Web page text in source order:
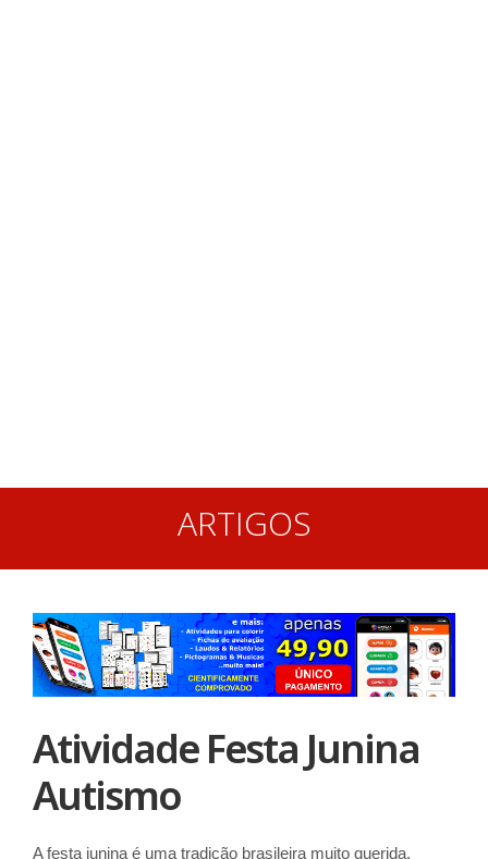
ARTIGOS
Atividade Festa Junina
Autismo
A festa junina é uma tradição brasileira muito querida,